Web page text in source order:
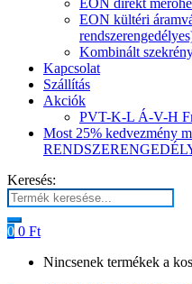
EON direkt
EON kültéri
Kombinált
Kapcsolat
Szállítás
Akciók
PVT-K-L Á-V-H
Most 25% kedvezmény
Keresés:
0 0 Ft
Nincsenek termékek a